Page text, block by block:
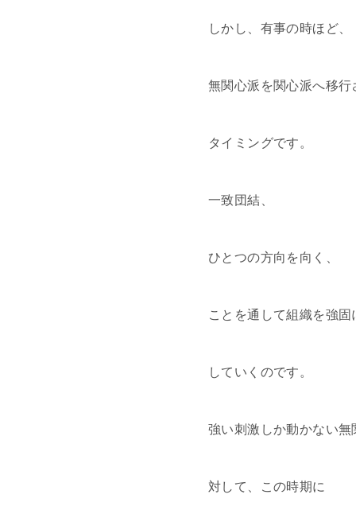
しかし、有事の時ほど、
無関心派を関心派へ移行
タイミングです。
一致団結、
ひとつの方向を向く、
ことを通して組織を強固
していくのです。
強い刺激しか動かない無
対して、この時期に